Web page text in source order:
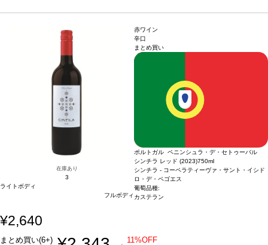
熨斗をご希望の場合、作成作業のため最短日出荷はお承り
致しかねます。 必ず最短日から+1日後より配送指定日を
ご選択ください。 もし最短日を選択された場合は、指定
日翌日の配送となります。ご了承ください。 ・下記ワイ
ンが1本ずつ含まれています。
1. カブリス スパークリング (2018)
トガル、ダン / 白・泡 / 辛口 受賞歴ムンドゥス・ヴィニ
スプリングテイスティング2025 ゴールドメダル、ワイ
ン・エンスージアスト ベスト・バイ！
プ50に選出、91ポイント、サクラアワード2023 ゴール
のうえ「無地熨斗」とご記載ください。 ※熨斗をご希望の場合、作成作業のため最
短日出荷はお承り致しかねます。 必ず最短日から+1日後より配送指定日をご選択
ください。 もし最短日を選択された場合は、指定日翌日の配送となります。ご了承
ください。 ・下記ワインが1本ずつ含まれています。
1. カブリス スパークリング (2018)
ムンドゥス・ヴィニ スプリングテイスティング2025 ゴールドメダル、
ワイン・エンスージアスト ベスト・バイ！
2. C by カブリス ドライ・ロゼ スパー
ポルトガル / ロゼ・泡 / 辛口
世界のグレート・スパークリング・ワ
イン トップ50に選出、91ポイント、サクラアワード2023 ゴールド！
在庫あり
3
ライトボディ
フルボディ
赤ワイン
辛口
まとめ買い
ポルトガル ペニンシュラ・デ・セトゥーバル
シンチラ レッド (2023)750ml
シンチラ - コーペラティーヴァ・サント・イシド
ロ・デ・ペゴエス
葡萄品種:
カステラン
¥2,640
まとめ買い(6+) 11%OFF